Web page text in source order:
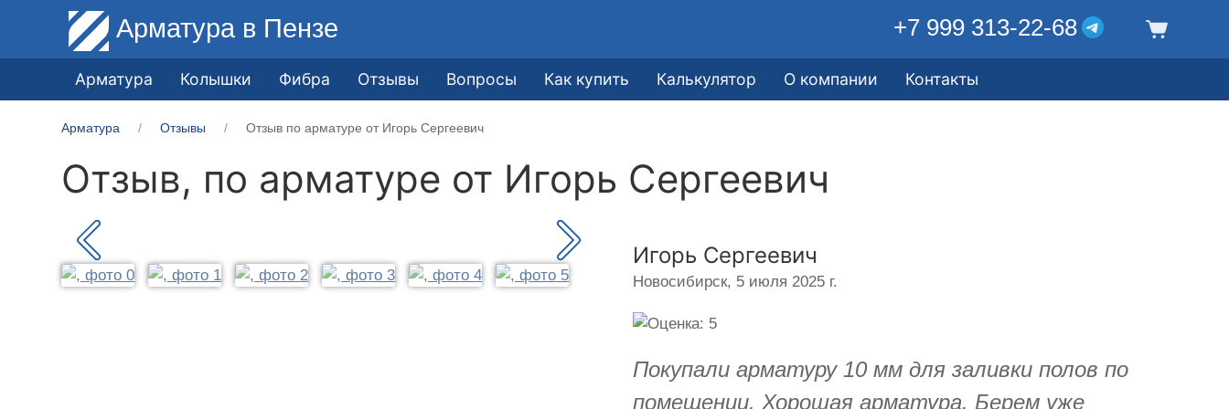
Арматура в Пензе +7 999 313-22-68
Арматура Колышки Фибра Отзывы Вопросы Как купить Калькулятор О компании Контакты
Арматура Отзывы Отзыв по арматуре от Игорь Сергеевич
Отзыв, по арматуре от Игорь Сергеевич
Игорь Сергеевич
Новосибирск, 5 июля 2025 г.
Покупали арматуру 10 мм для заливки полов по
помещении. Хорошая арматура. Берем уже